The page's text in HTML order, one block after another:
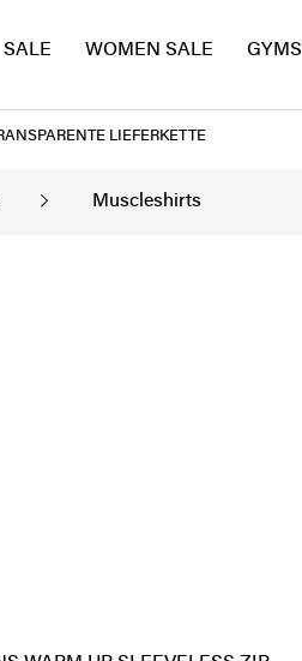
LIEFERKETTE
SALE WOMEN SALE GYMS
Muscleshirts